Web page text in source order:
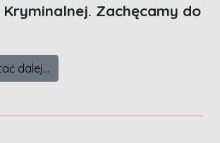
Zachęcamy do
dalej...